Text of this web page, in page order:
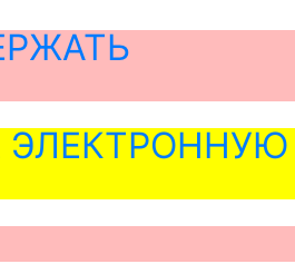
ЭЛЕКТРОННУЮ